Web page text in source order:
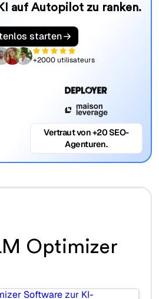
auf Autopilot zu ranken.
starten
+2000 utilisateurs
Vertraut von +20 SEO-
Agenturen.
Optimizer